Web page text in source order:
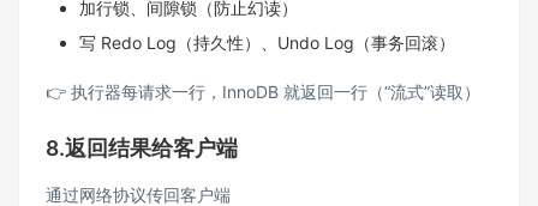
加行锁、间隙锁（防止幻读）
写 Redo Log（持久性）、Undo Log（事务回滚）
👉 执行器每请求一行，InnoDB 就返回一行（“流式”读取）
8.返回结果给客户端
通过网络协议传回客户端